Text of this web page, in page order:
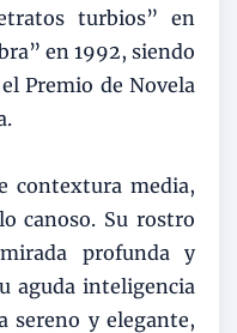
turbios” en
en 1992, siendo
Premio de Novela
contextura media,
canoso. Su rostro
profunda y
aguda inteligencia
sereno y elegante,